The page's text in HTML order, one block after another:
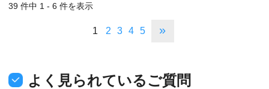
39 件中 1 - 6 件を表示
1 2 3 4 5 »
よく見られているご質問